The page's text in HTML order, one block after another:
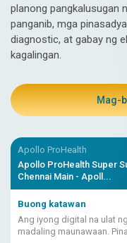
planong pangkalusugan
panganib, mga
diagnostic, at gabay ng
kagalingan.
Mag-
Apollo ProHealth
Apollo ProHealth Super
Chennai Main - Apoll...
Buong katawan
Ang iyong digital na ulat
madaling maunawaan.